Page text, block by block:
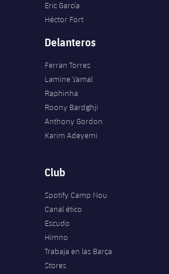
Eric García
Héctor Fort
Delanteros
Ferran Torres
Lamine Yamal
Raphinha
Roony Bardghji
Anthony Gordon
Karim Adeyemi
Club
Spotify Camp Nou
Canal ético
Escudo
Himno
Trabaja en las Barça
Stores